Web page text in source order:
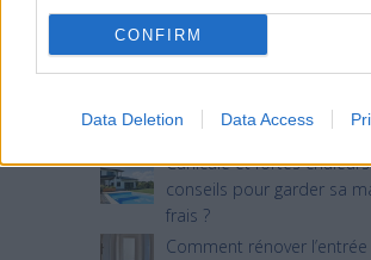
CONFIRM
Data Deletion Data Access
Comment choisir un
son extérieur ?
extérieure de sa maison ?
Canicule et fortes
conseils pour garder sa
frais ?
Comment rénover